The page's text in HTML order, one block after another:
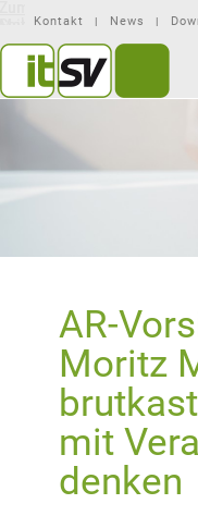
Seiteninhalt
springen
Mobilen
Navigation
springen
Kontakt News
AR-
Moritz
mit
denken